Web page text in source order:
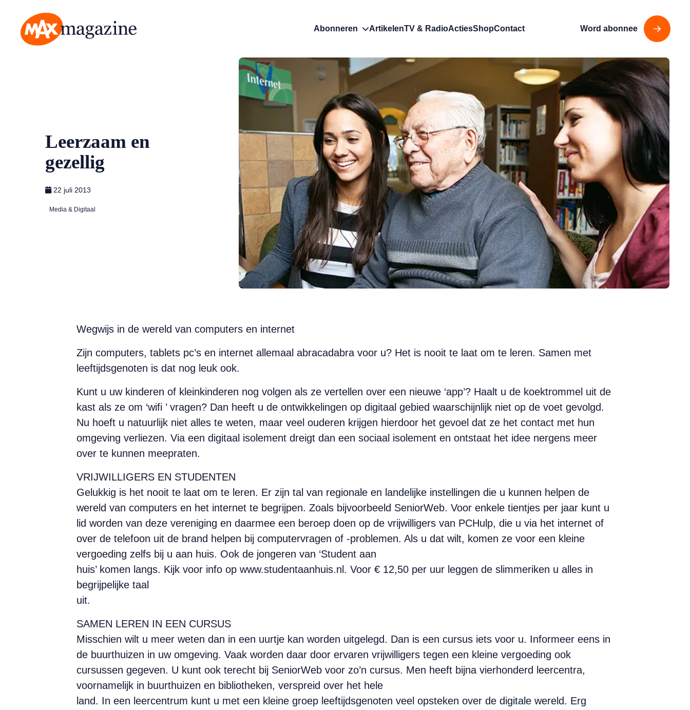
Abonneren ArtikelenTV & RadioActiesShopContact Word abonnee
Leerzaam en
gezellig
22 juli 2013
Media & Digitaal
Wegwijs in de wereld van computers en internet
Zijn computers, tablets pc’s en internet allemaal abracadabra voor u? Het is nooit te laat om te leren. Samen met
leeftijdsgenoten is dat nog leuk ook.
Kunt u uw kinderen of kleinkinderen nog volgen als ze vertellen over een nieuwe ‘app’? Haalt u de koektrommel uit de
kast als ze om ‘wifi ’ vragen? Dan heeft u de ontwikkelingen op digitaal gebied waarschijnlijk niet op de voet gevolgd.
Nu hoeft u natuurlijk niet alles te weten, maar veel ouderen krijgen hierdoor het gevoel dat ze het contact met hun
omgeving verliezen. Via een digitaal isolement dreigt dan een sociaal isolement en ontstaat het idee nergens meer
over te kunnen meepraten.
VRIJWILLIGERS EN STUDENTEN
Gelukkig is het nooit te laat om te leren. Er zijn tal van regionale en landelijke instellingen die u kunnen helpen de
wereld van computers en het internet te begrijpen. Zoals bijvoorbeeld SeniorWeb. Voor enkele tientjes per jaar kunt u
lid worden van deze vereniging en daarmee een beroep doen op de vrijwilligers van PCHulp, die u via het internet of
over de telefoon uit de brand helpen bij computervragen of -problemen. Als u dat wilt, komen ze voor een kleine
vergoeding zelfs bij u aan huis. Ook de jongeren van ‘Student aan
huis’ komen langs. Kijk voor info op www.studentaanhuis.nl. Voor € 12,50 per uur leggen de slimmeriken u alles in
begrijpelijke taal
uit.
SAMEN LEREN IN EEN CURSUS
Misschien wilt u meer weten dan in een uurtje kan worden uitgelegd. Dan is een cursus iets voor u. Informeer eens in
de buurthuizen in uw omgeving. Vaak worden daar door ervaren vrijwilligers tegen een kleine vergoeding ook
cursussen gegeven. U kunt ook terecht bij SeniorWeb voor zo’n cursus. Men heeft bijna vierhonderd leercentra,
voornamelijk in buurthuizen en bibliotheken, verspreid over het hele
land. In een leercentrum kunt u met een kleine groep leeftijdsgenoten veel opsteken over de digitale wereld. Erg